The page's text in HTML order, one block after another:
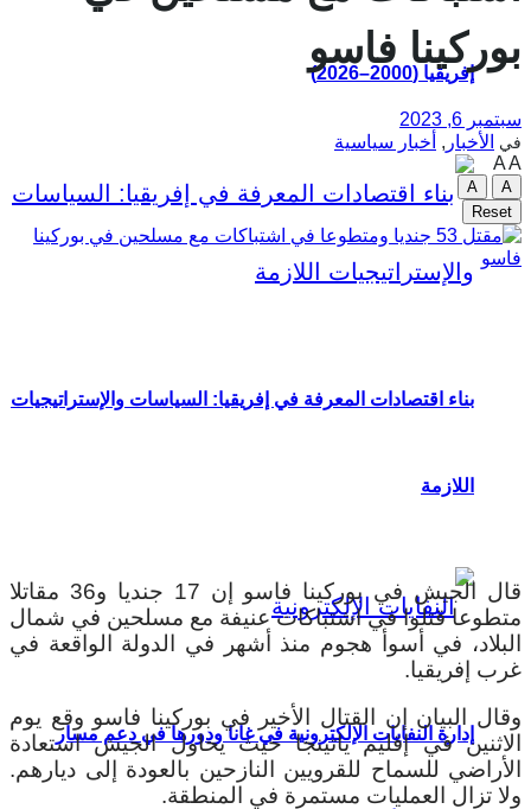
إفريقيا (2000–2026)
بناء اقتصادات المعرفة في إفريقيا: السياسات والإستراتيجيات
اللازمة
إدارة النفايات الإلكترونية في غانا ودورها في دعم مسار
بوركينا فاسو
سبتمبر 6, 2023
في الأخبار , أخبار سياسية
AA
A
A
Reset
قال الجيش في بوركينا فاسو إن 17 جنديا و36 مقاتلا
متطوعا قتلوا في اشتباكات عنيفة مع مسلحين في شمال
البلاد، في أسوأ هجوم منذ أشهر في الدولة الواقعة في
غرب إفريقيا.
وقال البيان إن القتال الأخير في بوركينا فاسو وقع يوم
الاثنين في إقليم ياتينجا حيث يحاول الجيش استعادة
الأراضي للسماح للقرويين النازحين بالعودة إلى ديارهم.
ولا تزال العمليات مستمرة في المنطقة.